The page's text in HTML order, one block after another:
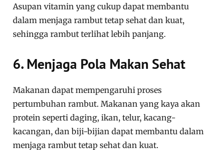
Asupan vitamin yang cukup dapat membantu
dalam menjaga rambut tetap sehat dan kuat,
sehingga rambut terlihat lebih panjang.
6. Menjaga Pola Makan Sehat
Makanan dapat mempengaruhi proses
pertumbuhan rambut. Makanan yang kaya akan
protein seperti daging, ikan, telur, kacang-
kacangan, dan biji-bijian dapat membantu dalam
menjaga rambut tetap sehat dan kuat.